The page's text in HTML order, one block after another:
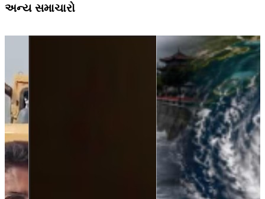
અન્ય સમાચારો